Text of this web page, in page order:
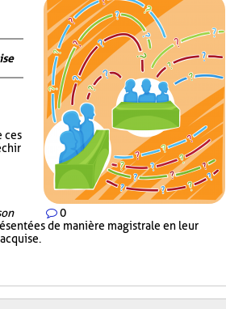
0
ces
de manière magistrale en leur